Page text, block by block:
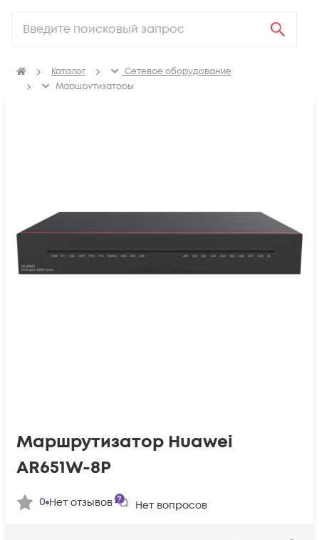
Каталог
Сетевое оборудование
Маршрутизаторы
Маршрутизатор Huawei
AR651W-8P
0 Нет отзывов Нет вопросов